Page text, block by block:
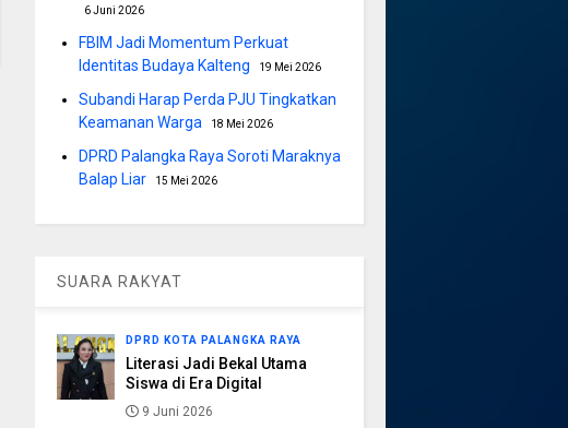
6 Juni 2026
FBIM Jadi Momentum Perkuat
Identitas Budaya Kalteng
19 Mei 2026
Subandi Harap Perda PJU Tingkatkan
Keamanan Warga
18 Mei 2026
DPRD Palangka Raya Soroti Maraknya
Balap Liar
15 Mei 2026
SUARA RAKYAT
DPRD KOTA PALANGKA RAYA
Literasi Jadi Bekal Utama
Siswa di Era Digital
9 Juni 2026